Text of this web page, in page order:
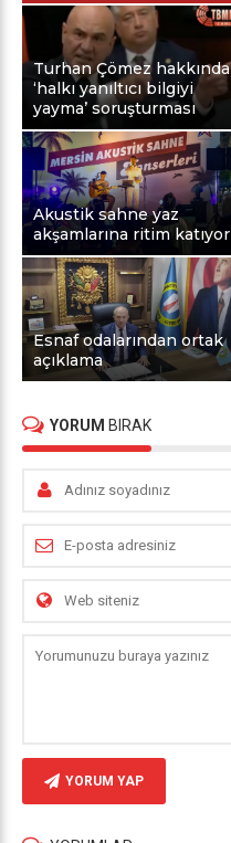
Turhan Çömez hakkında
‘halkı yanıltıcı bilgiyi
yayma’ soruşturması
Akustik sahne yaz
akşamlarına ritim katıyor
Esnaf odalarından ortak
açıklama
YORUM BIRAK
YORUM YAP